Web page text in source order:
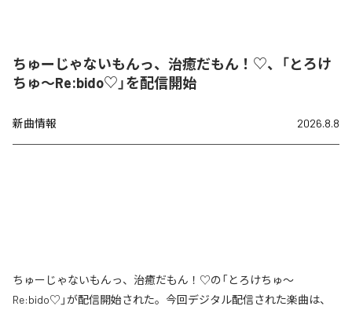
ちゅーじゃないもんっ、治癒だもん！♡、「とろけ
ちゅ〜Re:bido♡」を配信開始
新曲情報 2026.8.8
ちゅーじゃないもんっ、治癒だもん！♡の「とろけちゅ〜
Re:bido♡」が配信開始された。今回デジタル配信された楽曲は、